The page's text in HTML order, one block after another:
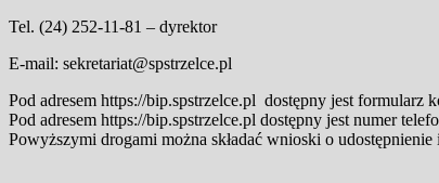
Tel. (24) 252-11-81 – dyrektor
E-mail: sekretariat@spstrzelce.pl
Pod adresem https://bip.spstrzelce.pl dostępny jest formularz
Pod adresem https://bip.spstrzelce.pl dostępny jest numer
Powyższymi drogami można składać wnioski o